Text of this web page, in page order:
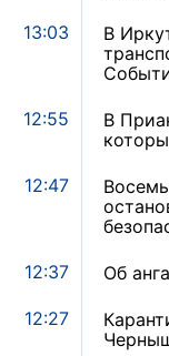
13:03
В
12:55
В
12:47
12:37 Об
12:27